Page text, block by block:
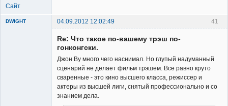
Сайт
41
DWIGHT 04.09.2012 12:02:49
Re: Что такое по-вашему трэш по-
гонконгски.
Джон Ву много чего наснимал. Но глупый надуманный
сценарий не делает фильм трэшем. Все равно круто
сваренные - это кино высшего класса, режиссер и
актеры из высшей лиги, снятый профессионально и со
знанием дела.